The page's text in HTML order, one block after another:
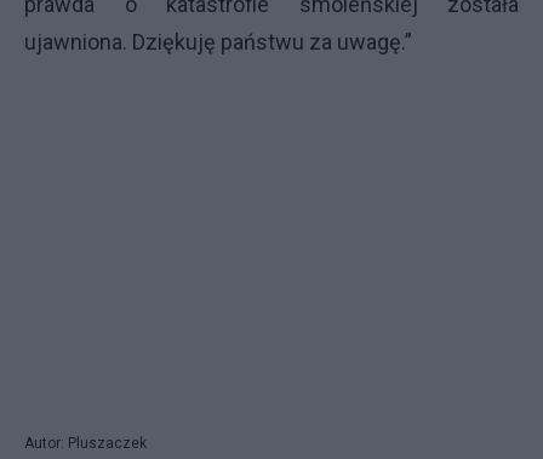
ujawniona. Dziękuję państwu za uwagę.”
Autor: Pluszaczek